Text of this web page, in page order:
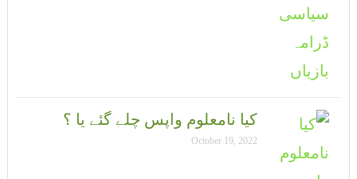
کیا نامعلوم واپس چلے گئے یا ؟
October 19, 2022